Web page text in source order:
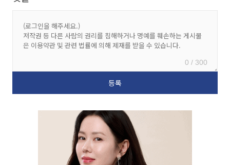
0 / 300